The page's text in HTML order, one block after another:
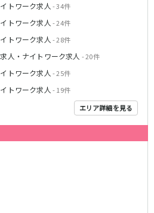
トワーク求人 - 34件
トワーク求人 - 24件
トワーク求人 - 28件
人・ナイトワーク求人 - 20件
トワーク求人 - 25件
トワーク求人 - 19件
エリア詳細を見る
さいたま新都心駅
五反田駅
浅草橋駅
銀座駅
上野広小路駅